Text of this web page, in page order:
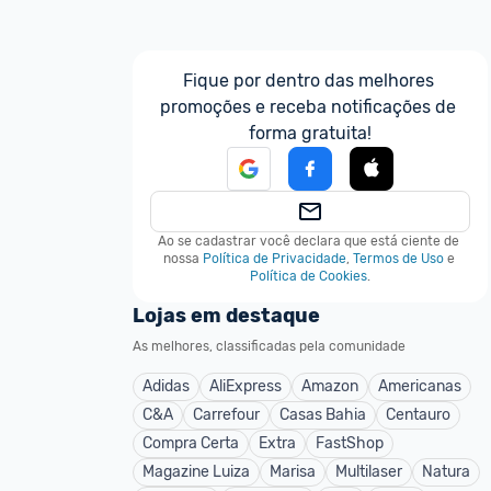
Fique por dentro das melhores
promoções e receba notificações de
forma gratuita!
Ao se cadastrar você declara que está ciente de
nossa Política de Privacidade, Termos de Uso e
Política de Cookies.
Lojas em destaque
As melhores, classificadas pela comunidade
Adidas AliExpress Amazon
Americanas
C&A
Carrefour Casas Bahia
Centauro
Compra Certa
Extra
FastShop
Magazine Luiza
Marisa Multilaser
Natura